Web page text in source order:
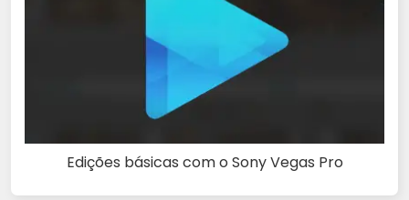
Edições básicas com o Sony Vegas Pro